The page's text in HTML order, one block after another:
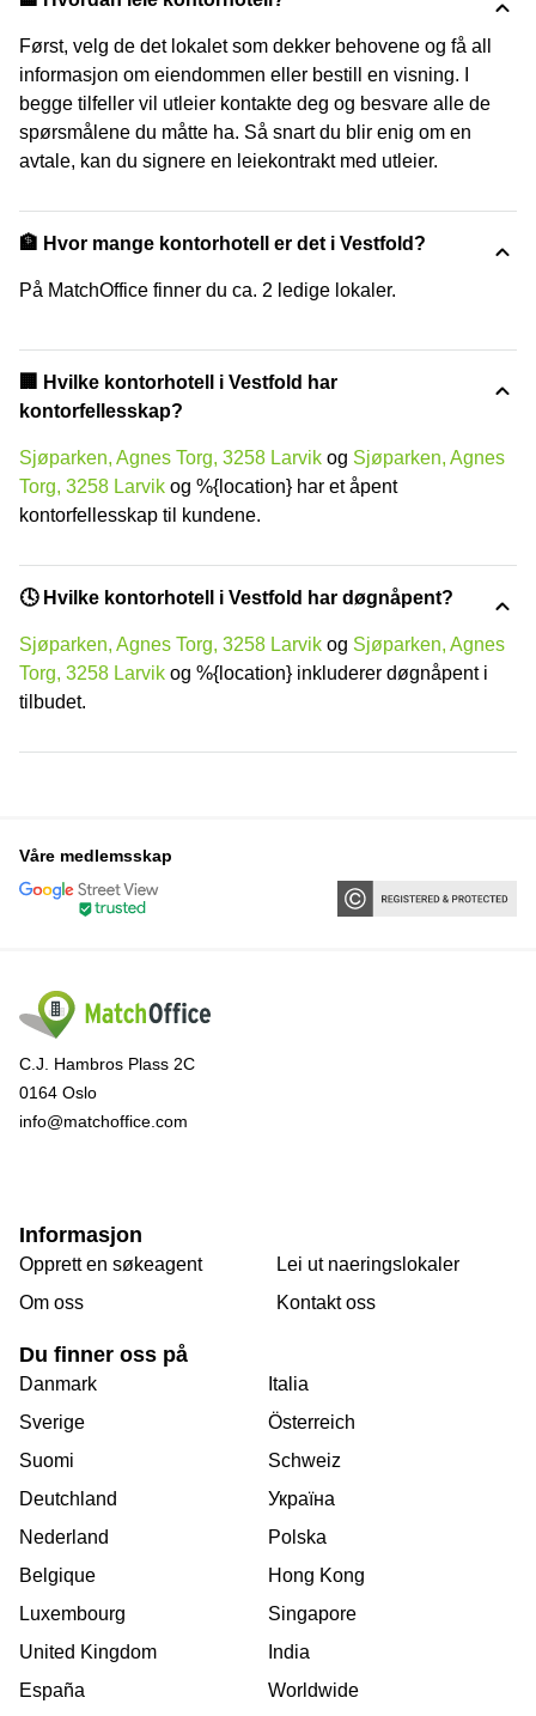
Først, velg de det lokalet som dekker behovene og få all
informasjon om eiendommen eller bestill en visning. I
begge tilfeller vil utleier kontakte deg og besvare alle de
spørsmålene du måtte ha. Så snart du blir enig om en
avtale, kan du signere en leiekontrakt med utleier.
🏦 Hvor mange kontorhotell er det i Vestfold?
På MatchOffice finner du ca. 2 ledige lokaler.
‍🏢 Hvilke kontorhotell i Vestfold har
kontorfellesskap?
Sjøparken, Agnes Torg, 3258 Larvik og Sjøparken, Agnes
Torg, 3258 Larvik og %{location} har et åpent
kontorfellesskap til kundene.
🕓 Hvilke kontorhotell i Vestfold har døgnåpent?
Sjøparken, Agnes Torg, 3258 Larvik og Sjøparken, Agnes
Torg, 3258 Larvik og %{location} inkluderer døgnåpent i
tilbudet.
Våre medlemsskap
C.J. Hambros Plass 2C
0164 Oslo
info@matchoffice.com
Informasjon
Opprett en søkeagent
Om oss
Lei ut naeringslokaler
Kontakt oss
Du finner oss på
Danmark
Sverige
Suomi
Deutchland
Nederland
Belgique
Luxembourg
United Kingdom
España
Italia
Österreich
Schweiz
Україна
Polska
Hong Kong
Singapore
India
Worldwide